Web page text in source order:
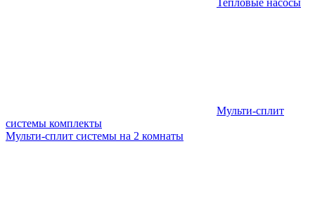
Тепловые насосы
Мульти-сплит
системы комплекты
Мульти-сплит системы на 2 комнаты